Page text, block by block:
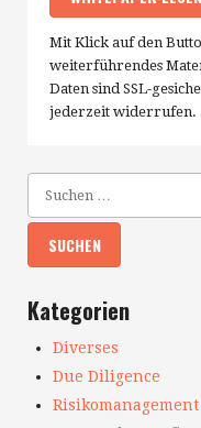
Mit Klick auf den
weiterführendes
Daten sind SSL-
jederzeit widerrufen.
Kategorien
Diverses
Due Diligence
Risikomanagement